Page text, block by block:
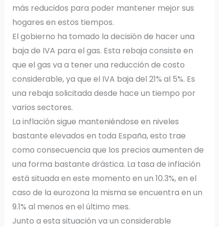
más reducidos para poder mantener mejor sus
hogares en estos tiempos.
El gobierno ha tomado la decisión de hacer una
baja de IVA para el gas. Esta rebaja consiste en
que el gas va a tener una reducción de costo
considerable, ya que el IVA baja del 21% al 5%. Es
una rebaja solicitada desde hace un tiempo por
varios sectores.
La inflación sigue manteniéndose en niveles
bastante elevados en toda España, esto trae
como consecuencia que los precios aumenten de
una forma bastante drástica. La tasa de inflación
está situada en este momento en un 10.3%, en el
caso de la eurozona la misma se encuentra en un
9.1% al menos en el último mes.
Junto a esta situación va un considerable